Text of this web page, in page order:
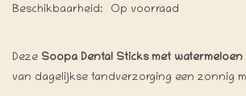
Beschikbaarheid: Op voorraad
Deze Soopa Dental Sticks met
van dagelijkse tandverzorging een zonnig